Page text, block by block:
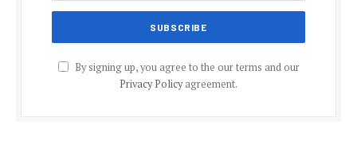
By signing up, you agree to the our terms and our
Privacy Policyagreement.